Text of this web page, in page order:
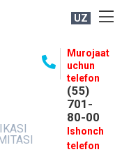
UZ
Murojaat
uchun
telefon
(55)
701-
80-00
Ishonch
telefon